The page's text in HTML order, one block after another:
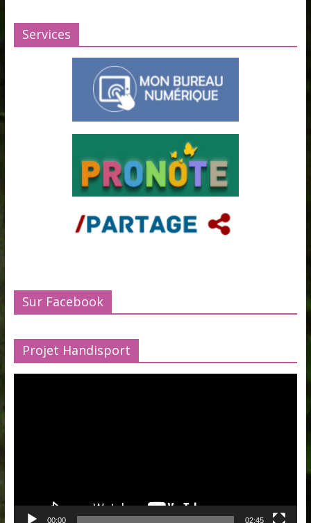
Services
Sur Facebook
Projet Handisport
00:00 02:45